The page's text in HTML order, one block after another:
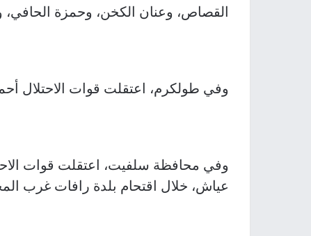
القصاص، وعنان الكخن، وحمزة الحافي،
وفي طولكرم، اعتقلت قوات الاحتلال
وفي محافظة سلفيت، اعتقلت قوات
عياش، خلال اقتحام بلدة رافات غرب